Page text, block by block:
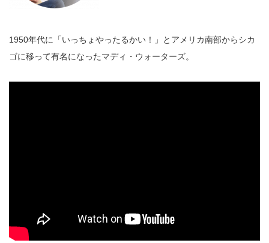
1950年代に「いっちょやったるかい！」とアメリカ南部からシカ
ゴに移って有名になったマディ・ウォーターズ。